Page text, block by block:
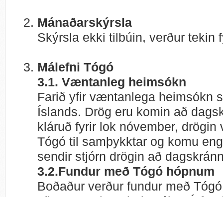
Mánaðarskýrsla
Skýrsla ekki tilbúin, verður tekin
Málefni Tógó
3.1. Væntanleg heimsókn
Farið yfir væntanlega heimsókn
Íslands. Drög eru komin að
kláruð fyrir lok nóvember, drögin
Tógó til samþykktar og komu
sendir stjórn drögin að
3.2.Fundur með Tógó hópnum
Boðaður verður fundur með